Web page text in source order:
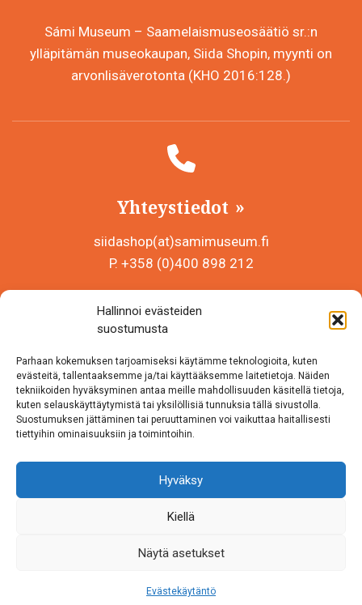
Hallinnoi evästeiden
suostumusta
Parhaan kokemuksen tarjoamiseksi käytämme teknologioita, kuten
evästeitä, tallentaaksemme ja/tai käyttääksemme laitetietoja. Näiden
tekniikoiden hyväksyminen antaa meille mahdollisuuden käsitellä tietoja,
kuten selauskäyttäytymistä tai yksilöllisiä tunnuksia tällä sivustolla.
Suostumuksen jättäminen tai peruuttaminen voi vaikuttaa haitallisesti
tiettyihin ominaisuuksiin ja toimintoihin.
Hyväksy
Kiellä
Näytä asetukset
Evästekäytäntö
Sámi Museum – Saamelaismuseosäätiö sr.:n
ylläpitämän museokaupan, Siida Shopin, myynti on
arvonlisäverotonta (KHO 2016:128.)
Yhteystiedot
siidashop(at)samimuseum.fi
P. +358 (0)400 898 212
Y-tunnus 0625907-2
Inarintie 46
99870 Inari
Löydät meidät myös somesta!
Instagram
Facebook